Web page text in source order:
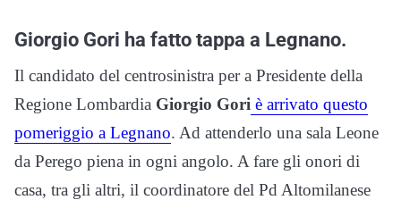
Giorgio Gori ha fatto tappa a Legnano.
Il candidato del centrosinistra per a Presidente della
Regione Lombardia Giorgio Gori è arrivato questo
pomeriggio a Legnano. Ad attenderlo una sala Leone
da Perego piena in ogni angolo. A fare gli onori di
casa, tra gli altri, il coordinatore del Pd Altomilanese